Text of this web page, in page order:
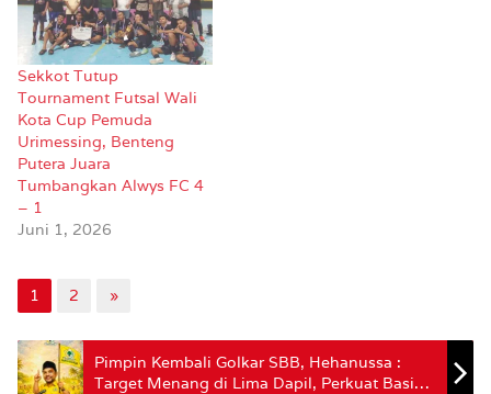
Sekkot Tutup
Tournament Futsal Wali
Kota Cup Pemuda
Urimessing, Benteng
Putera Juara
Tumbangkan Alwys FC 4
– 1
Juni 1, 2026
1 2 »
Pimpin Kembali Golkar SBB, Hehanussa :
Target Menang di Lima Dapil, Perkuat Basis